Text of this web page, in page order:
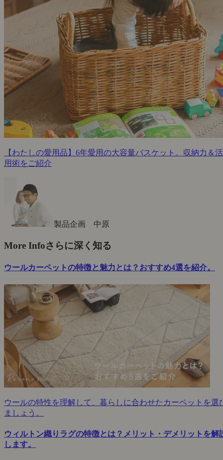
【わたしの愛用品】6年愛用の大容量バスケット。収納力＆活
用術をご紹介
製品企画 中原
More Infoさらに深く知る
ウールカーペットの特徴と魅力とは？おすすめ4選を紹介。
ウールの特性を理解して、暮らしに合わせたカーペットを選
ましょう。
ウィルトン織りラグの特徴とは？メリット・デメリットを解
します。